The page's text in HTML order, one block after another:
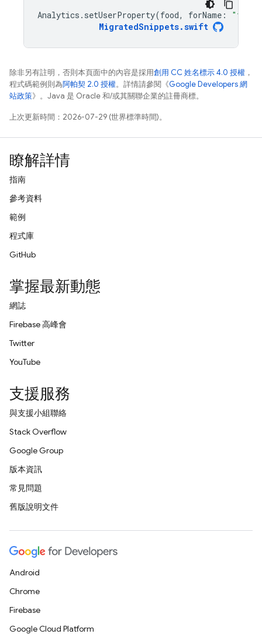
Analytics . setUserProperty(food, forName :
MigratedSnippets.swift
除非另有註明，否則本頁面中的內容是採用創用 CC 姓名標示 4.0 授權 ，
程式碼範例則為阿帕契 2.0 授權。詳情請參閱《Google Developers 網
站政策》。Java 是 Oracle 和/或其關聯企業的註冊商標。
上次更新時間：2026-07-29 (世界標準時間)。
瞭解詳情
指南
參考資料
範例
程式庫
GitHub
掌握最新動態
網誌
Firebase 高峰會
Twitter
YouTube
支援服務
與支援小組聯絡
Stack Overflow
Google Group
版本資訊
常見問題
舊版說明文件
Android
Chrome
Firebase
Google Cloud Platform